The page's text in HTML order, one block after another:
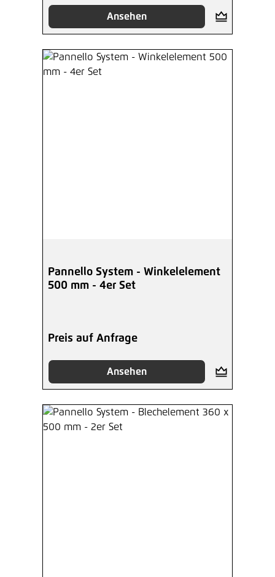
Ansehen
Pannello System - Winkelelement
500 mm - 4er Set
Preis auf Anfrage
Ansehen